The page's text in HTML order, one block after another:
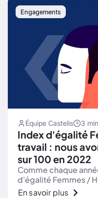
Engagements
Équipe Castelis 3 min
Index d'égalité
travail : nous
sur 100 en 2022
Comme chaque
d'égalité Femmes /
nous conservons un
En savoir plus